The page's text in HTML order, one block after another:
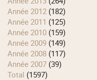
année 2012 (182)
année 2011 (125)
année 2010 (159)
année 2009 (149)
année 2008 (117)
année 2007 (39)
total (1597)